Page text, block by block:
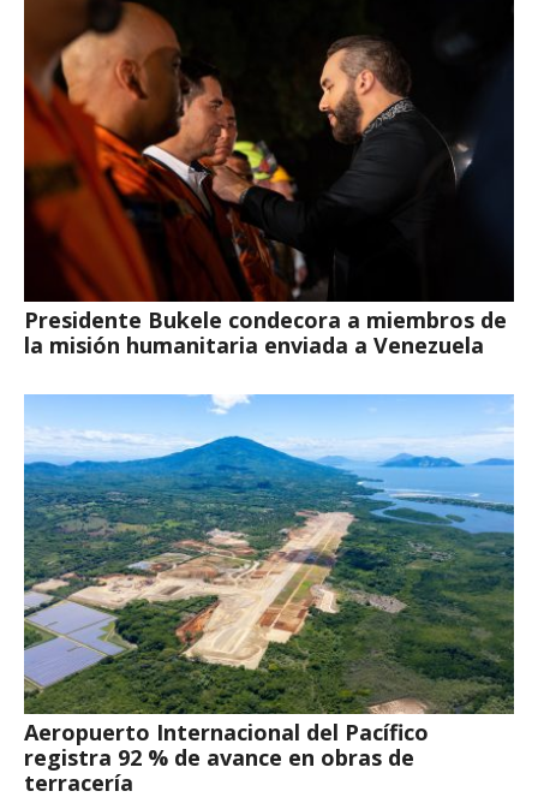
Presidente Bukele condecora a miembros de
la misión humanitaria enviada a Venezuela
Aeropuerto Internacional del Pacífico
registra 92 % de avance en obras de
terracería